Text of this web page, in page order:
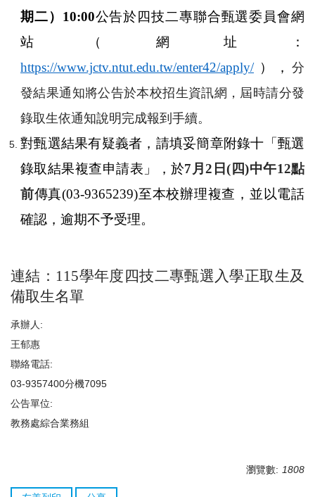
期二） 10:00公告於四技二專聯合甄選委員會網
站（網址：
https://www.jctv.ntut.edu.tw/enter42/apply/ ）， 分
發結果通知將公告於本校招生資訊網，屆時請分發
錄取生依通知說明完成報到手續。
對甄選結果有疑義者，請填妥簡章附錄十「甄選
錄取結果複查申請表」，於7 月2 日( 四)中午12點
前傳真(03-9365239)至本校辦理複查，並以電話
確認，逾期不予受理。
連結： 115學年度四技二專甄選入學正取生及
備取生名單
承辦人:
王郁惠
聯絡電話:
03-9357400分機7095
公告單位:
教務處綜合業務組
瀏覽數: 1808